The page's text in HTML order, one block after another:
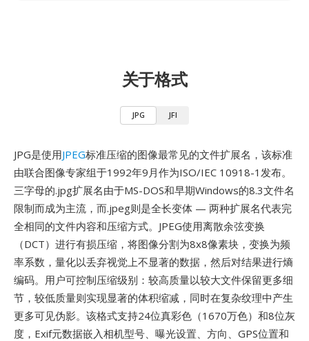
关于格式
JPG JFI
JPG是使用JPEG标准压缩的图像最常见的文件扩展名，该标准
由联合图像专家组于1992年9月作为ISO/IEC 10918-1发布。
三字母的.jpg扩展名由于MS-DOS和早期Windows的8.3文件名
限制而成为主流，而.jpeg则是全长变体 — 两种扩展名代表完
全相同的文件内容和压缩方式。JPEG使用离散余弦变换
（DCT）进行有损压缩，将图像分割为8x8像素块，变换为频
率系数，量化以丢弃视觉上不显著的数据，然后对结果进行熵
编码。用户可控制压缩级别：较高质量以较大文件保留更多细
节，较低质量则实现显著的体积缩减，同时在复杂纹理中产生
更多可见伪影。该格式支持24位真彩色（1670万色）和8位灰
度，Exif元数据嵌入相机型号、曝光设置、方向、GPS位置和